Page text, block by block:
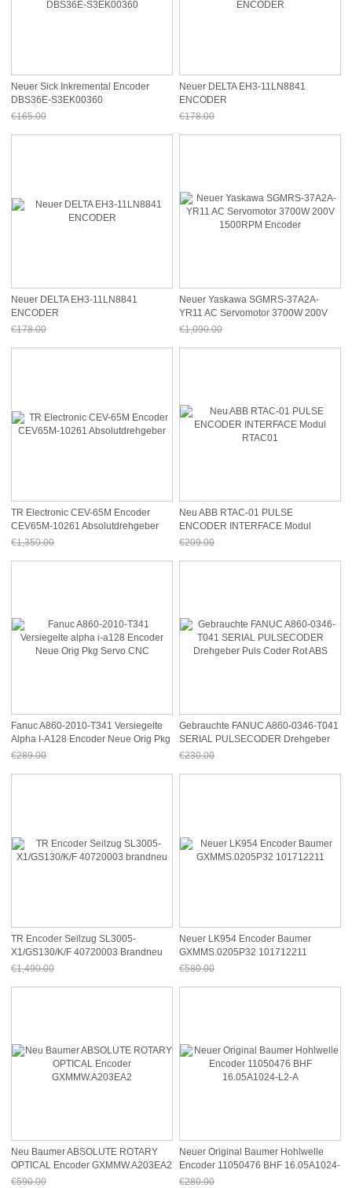
Neuer Sick Inkremental Encoder
DBS36E-S3EK00360
€165.00
Neuer DELTA EH3-11LN8841
ENCODER
€178.00
Neuer DELTA EH3-11LN8841
ENCODER
€178.00
Neuer Yaskawa SGMRS-37A2A-
YR11 AC Servomotor 3700W 200V
1500RPM Encoder
€1,090.00
TR Electronic CEV-65M Encoder
CEV65M-10261 Absolutdrehgeber
€1,350.00
Neu ABB RTAC-01 PULSE
ENCODER INTERFACE Modul
RTAC01
€209.00
Fanuc A860-2010-T341 Versiegelte
Alpha I-A128 Encoder Neue Orig Pkg
Servo CNC
€289.00
Gebrauchte FANUC A860-0346-T041
SERIAL PULSECODER Drehgeber
Puls Coder Rot ABS
€230.00
TR Encoder Seilzug SL3005-
X1/GS130/K/F 40720003 Brandneu
€1,490.00
Neuer LK954 Encoder Baumer
GXMMS.0205P32 101712211
€580.00
Neu Baumer ABSOLUTE ROTARY
OPTICAL Encoder GXMMW.A203EA2
€590.00
Neuer Original Baumer Hohlwelle
Encoder 11050476 BHF 16.05A1024-
L2-A
€280.00